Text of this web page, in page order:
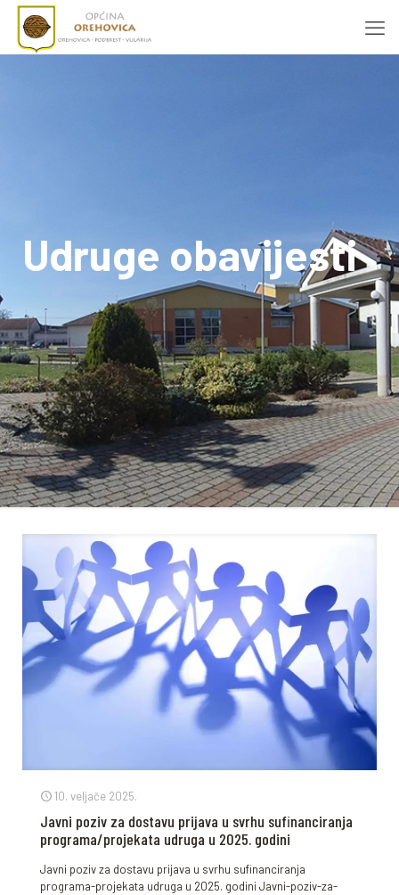
Udruge obavijesti
10. veljače 2025.
Javni poziv za dostavu prijava u svrhu sufinanciranja
programa/projekata udruga u 2025. godini
Javni poziv za dostavu prijava u svrhu sufinanciranja
programa-projekata udruga u 2025. godini Javni-poziv-za-